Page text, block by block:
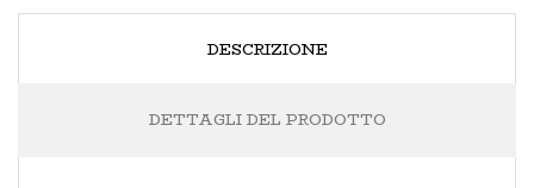
DESCRIZIONE
DETTAGLI DEL PRODOTTO